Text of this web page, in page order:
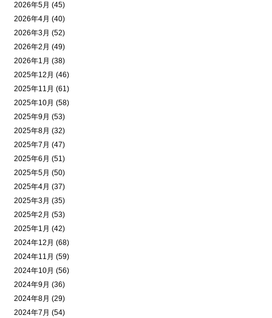
2026年5月 (45)
2026年4月 (40)
2026年3月 (52)
2026年2月 (49)
2026年1月 (38)
2025年12月 (46)
2025年11月 (61)
2025年10月 (58)
2025年9月 (53)
2025年8月 (32)
2025年7月 (47)
2025年6月 (51)
2025年5月 (50)
2025年4月 (37)
2025年3月 (35)
2025年2月 (53)
2025年1月 (42)
2024年12月 (68)
2024年11月 (59)
2024年10月 (56)
2024年9月 (36)
2024年8月 (29)
2024年7月 (54)